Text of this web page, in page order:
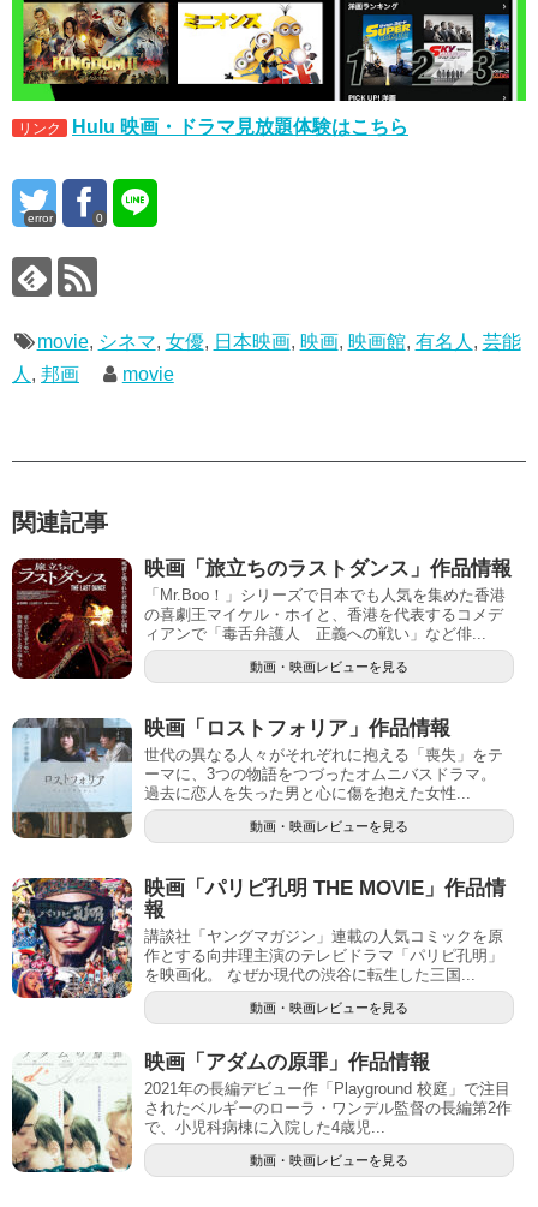
リンク Hulu 映画・ドラマ見放題体験はこちら
error 0
movie, シネマ, 女優, 日本映画, 映画, 映画館, 有名人, 芸能
人, 邦画 movie
関連記事
映画「旅立ちのラストダンス」作品情報
「Mr.Boo！」シリーズで日本でも人気を集めた香港
の喜劇王マイケル・ホイと、香港を代表するコメデ
ィアンで「毒舌弁護人 正義への戦い」など俳...
動画・映画レビューを見る
映画「ロストフォリア」作品情報
世代の異なる人々がそれぞれに抱える「喪失」をテ
ーマに、3つの物語をつづったオムニバスドラマ。
過去に恋人を失った男と心に傷を抱えた女性...
動画・映画レビューを見る
映画「パリピ孔明 THE MOVIE」作品情
報
講談社「ヤングマガジン」連載の人気コミックを原
作とする向井理主演のテレビドラマ「パリピ孔明」
を映画化。 なぜか現代の渋谷に転生した三国...
動画・映画レビューを見る
映画「アダムの原罪」作品情報
2021年の長編デビュー作「Playground 校庭」で注目
されたベルギーのローラ・ワンデル監督の長編第2作
で、小児科病棟に入院した4歳児...
動画・映画レビューを見る